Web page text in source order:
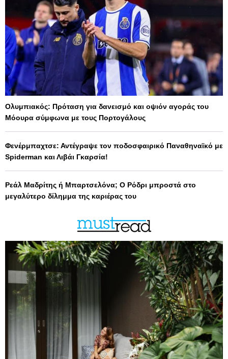
Ολυμπιακός: Πρόταση για δανεισμό και οψιόν αγοράς του
Μόουρα σύμφωνα με τους Πορτογάλους
Φενέρμπαχτσε: Αντέγραψε τον ποδοσφαιρικό Παναθηναϊκό με
Spiderman και Λιβάι Γκαρσία!
Ρεάλ Μαδρίτης ή Μπαρτσελόνα; Ο Ρόδρι μπροστά στο
μεγαλύτερο δίλημμα της καριέρας του